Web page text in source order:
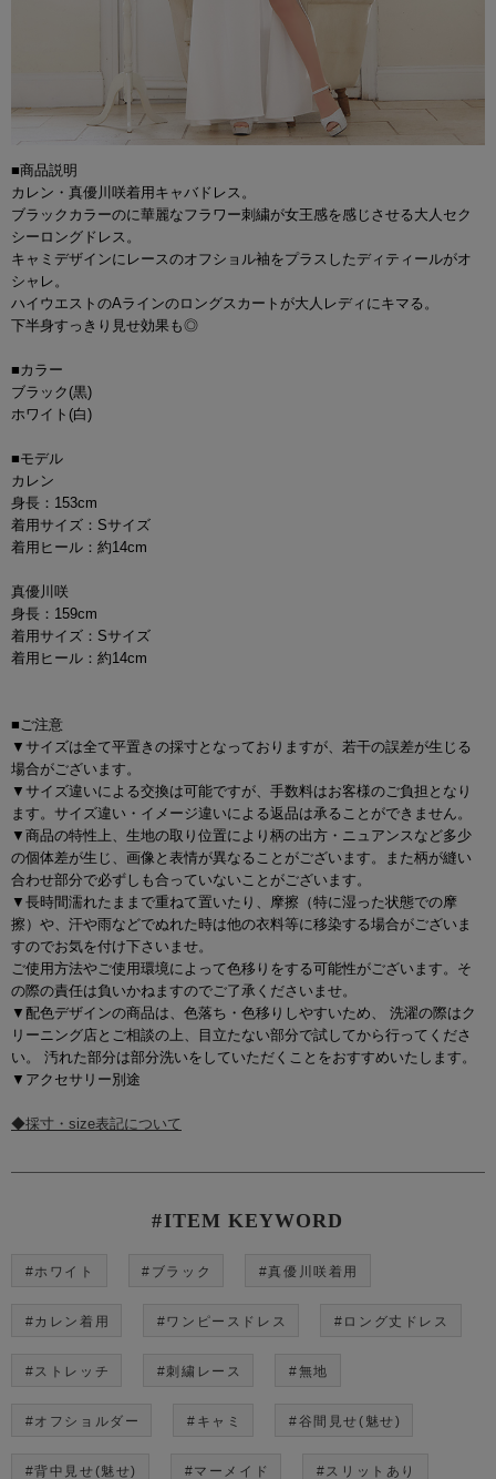
■商品説明
カレン・真優川咲着用キャバドレス。
ブラックカラーのに華麗なフラワー刺繍が女王感を感じさせる大人セク
シーロングドレス。
キャミデザインにレースのオフショル袖をプラスしたディティールがオ
シャレ。
ハイウエストのAラインのロングスカートが大人レディにキマる。
下半身すっきり見せ効果も◎
■カラー
ブラック(黒)
ホワイト(白)
■モデル
カレン
身長：153cm
着用サイズ：Sサイズ
着用ヒール：約14cm
真優川咲
身長：159cm
着用サイズ：Sサイズ
着用ヒール：約14cm
■ご注意
▼サイズは全て平置きの採寸となっておりますが、若干の誤差が生じる
場合がございます。
▼サイズ違いによる交換は可能ですが、手数料はお客様のご負担となり
ます。サイズ違い・イメージ違いによる返品は承ることができません。
▼商品の特性上、生地の取り位置により柄の出方・ニュアンスなど多少
の個体差が生じ、画像と表情が異なることがございます。また柄が縫い
合わせ部分で必ずしも合っていないことがございます。
▼長時間濡れたままで重ねて置いたり、摩擦（特に湿った状態での摩
擦）や、汗や雨などでぬれた時は他の衣料等に移染する場合がございま
すのでお気を付け下さいませ。
ご使用方法やご使用環境によって色移りをする可能性がございます。そ
の際の責任は負いかねますのでご了承くださいませ。
▼配色デザインの商品は、色落ち・色移りしやすいため、 洗濯の際はク
リーニング店とご相談の上、目立たない部分で試してから行ってくださ
い。 汚れた部分は部分洗いをしていただくことをおすすめいたします。
▼アクセサリー別途
◆採寸・size表記について
#ITEM KEYWORD
#ホワイト #ブラック #真優川咲着用
#カレン着用 #ワンピースドレス #ロング丈ドレス
#ストレッチ #刺繍レース #無地
#オフショルダー #キャミ #谷間見せ(魅せ)
#背中見せ(魅せ) #マーメイド #スリットあり